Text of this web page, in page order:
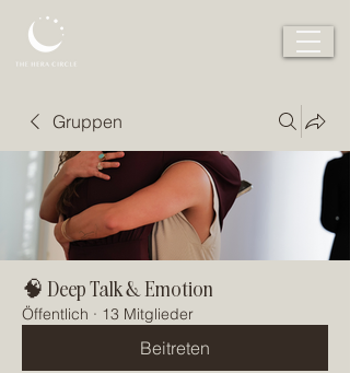
Gruppen
🧠 Deep Talk & Emotion
Öffentlich · 13 Mitglieder
Beitreten